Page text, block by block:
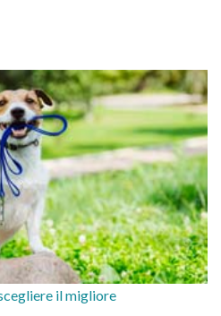
il migliore